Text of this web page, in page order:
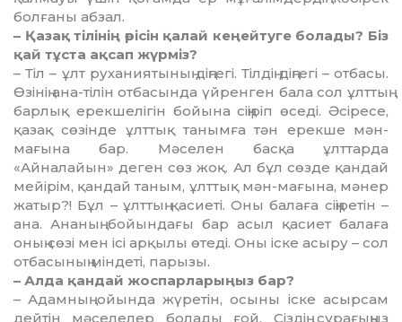
болғаны абзал.
– Қазақ тілінің өрісін қалай кеңей­туге болады? Біз
қай тұста ақ­сап жүрміз?
– Тіл – ұлт руханиятының дің­гегі. Тілдің діңгегі – отбасы.
Өзінің ана-тілін отбасында үйренген бала сол ұлттың
барлық ерекшелігін бойына сіңіріп өседі. Әсіресе,
қазақ сөзінде ұлттық танымға тән ерекше мән-
мағына бар. Мәселен басқа ұлт­тарда
«Айналайын» деген сөз жоқ. Ал бұл сөзде қандай
мейірім, қан­дай таным, ұлттық мән-мағына, мә­нер
жатыр?! Бұл – ұлттың қа­сиеті. Оны балаға сіңіретін –
ана. Ана­ның бойындағы бар асыл қа­сиет балаға
оның сөзі мен ісі ар­қы­лы өтеді. Оны іске асыру – сол
от­басының міндеті, парызы.
– Алда қандай жоспарларыңыз бар?
– Адамның ойында жүретін, осы­ны іске асырсам
дейтін мәселе­лер болады ғой. Сіздің сұрағыңыз